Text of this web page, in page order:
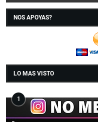
NOS APOYAS?
LO MAS VISTO